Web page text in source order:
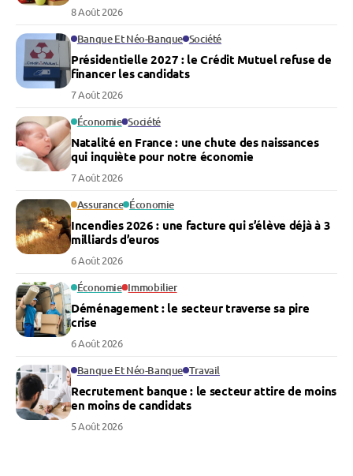
8 Août 2026
Banque Et Néo-Banque Société
Présidentielle 2027 : le Crédit Mutuel refuse de
financer les candidats
7 Août 2026
Économie Société
Natalité en France : une chute des naissances
qui inquiète pour notre économie
7 Août 2026
Assurance Économie
Incendies 2026 : une facture qui s’élève déjà à 3
milliards d’euros
6 Août 2026
Économie Immobilier
Déménagement : le secteur traverse sa pire
crise
6 Août 2026
Banque Et Néo-Banque Travail
Recrutement banque : le secteur attire de moins
en moins de candidats
5 Août 2026